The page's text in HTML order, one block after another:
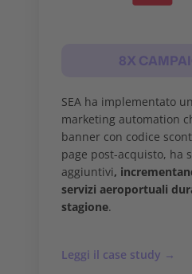
8X
SEA ha implementato
marketing automation
banner con codice
page post-acquisto, ha
aggiuntivi,
servizi aeroportuali
stagione.
Leggi il case study →